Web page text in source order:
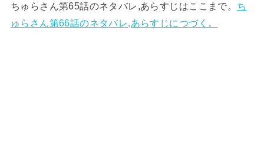
ちゅらさん第65話のネタバレ,あらすじはここまで。 ち
ゅらさん第66話のネタバレ,あらすじにつづく。